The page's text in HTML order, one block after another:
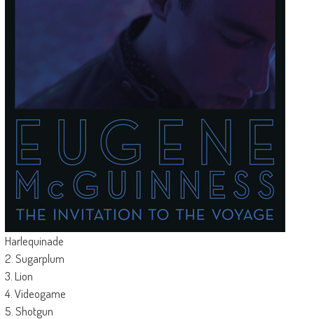
Harlequinade
2. Sugarplum
3. Lion
4. Videogame
5. Shotgun